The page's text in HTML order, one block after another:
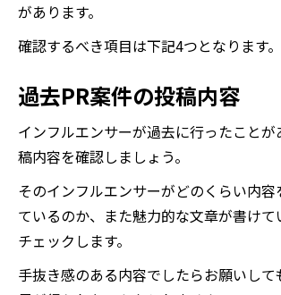
があります。
確認するべき項目は下記4つとなります。
過去PR案件の投稿内容
インフルエンサーが過去に行ったことが
稿内容を確認しましょう。
そのインフルエンサーがどのくらい内容
ているのか、また魅力的な文章が書けて
チェックします。
手抜き感のある内容でしたらお願いして